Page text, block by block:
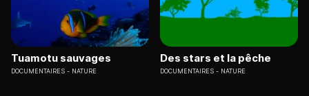
Tuamotu sauvages
DOCUMENTAIRES NATURE
Des stars et la pêche
DOCUMENTAIRES NATURE